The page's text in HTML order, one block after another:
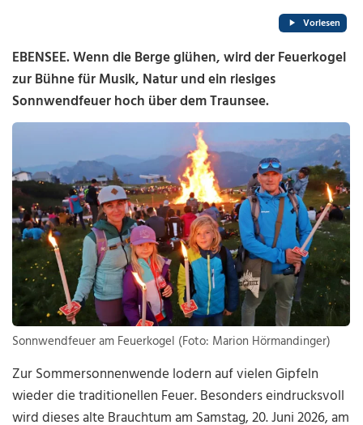
Vorlesen
EBENSEE. Wenn die Berge glühen, wird der Feuerkogel
zur Bühne für Musik, Natur und ein riesiges
Sonnwendfeuer hoch über dem Traunsee.
Sonnwendfeuer am Feuerkogel (Foto: Marion Hörmandinger)
Zur Sommersonnenwende lodern auf vielen Gipfeln
wieder die traditionellen Feuer. Besonders eindrucksvoll
wird dieses alte Brauchtum am Samstag, 20. Juni 2026, am